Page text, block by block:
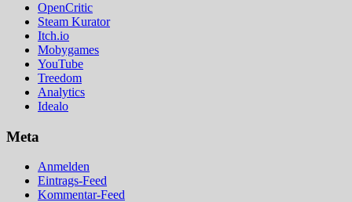
OpenCritic
Steam Kurator
Itch.io
Mobygames
YouTube
Treedom
Analytics
Idealo
Meta
Anmelden
Eintrags-Feed
Kommentar-Feed